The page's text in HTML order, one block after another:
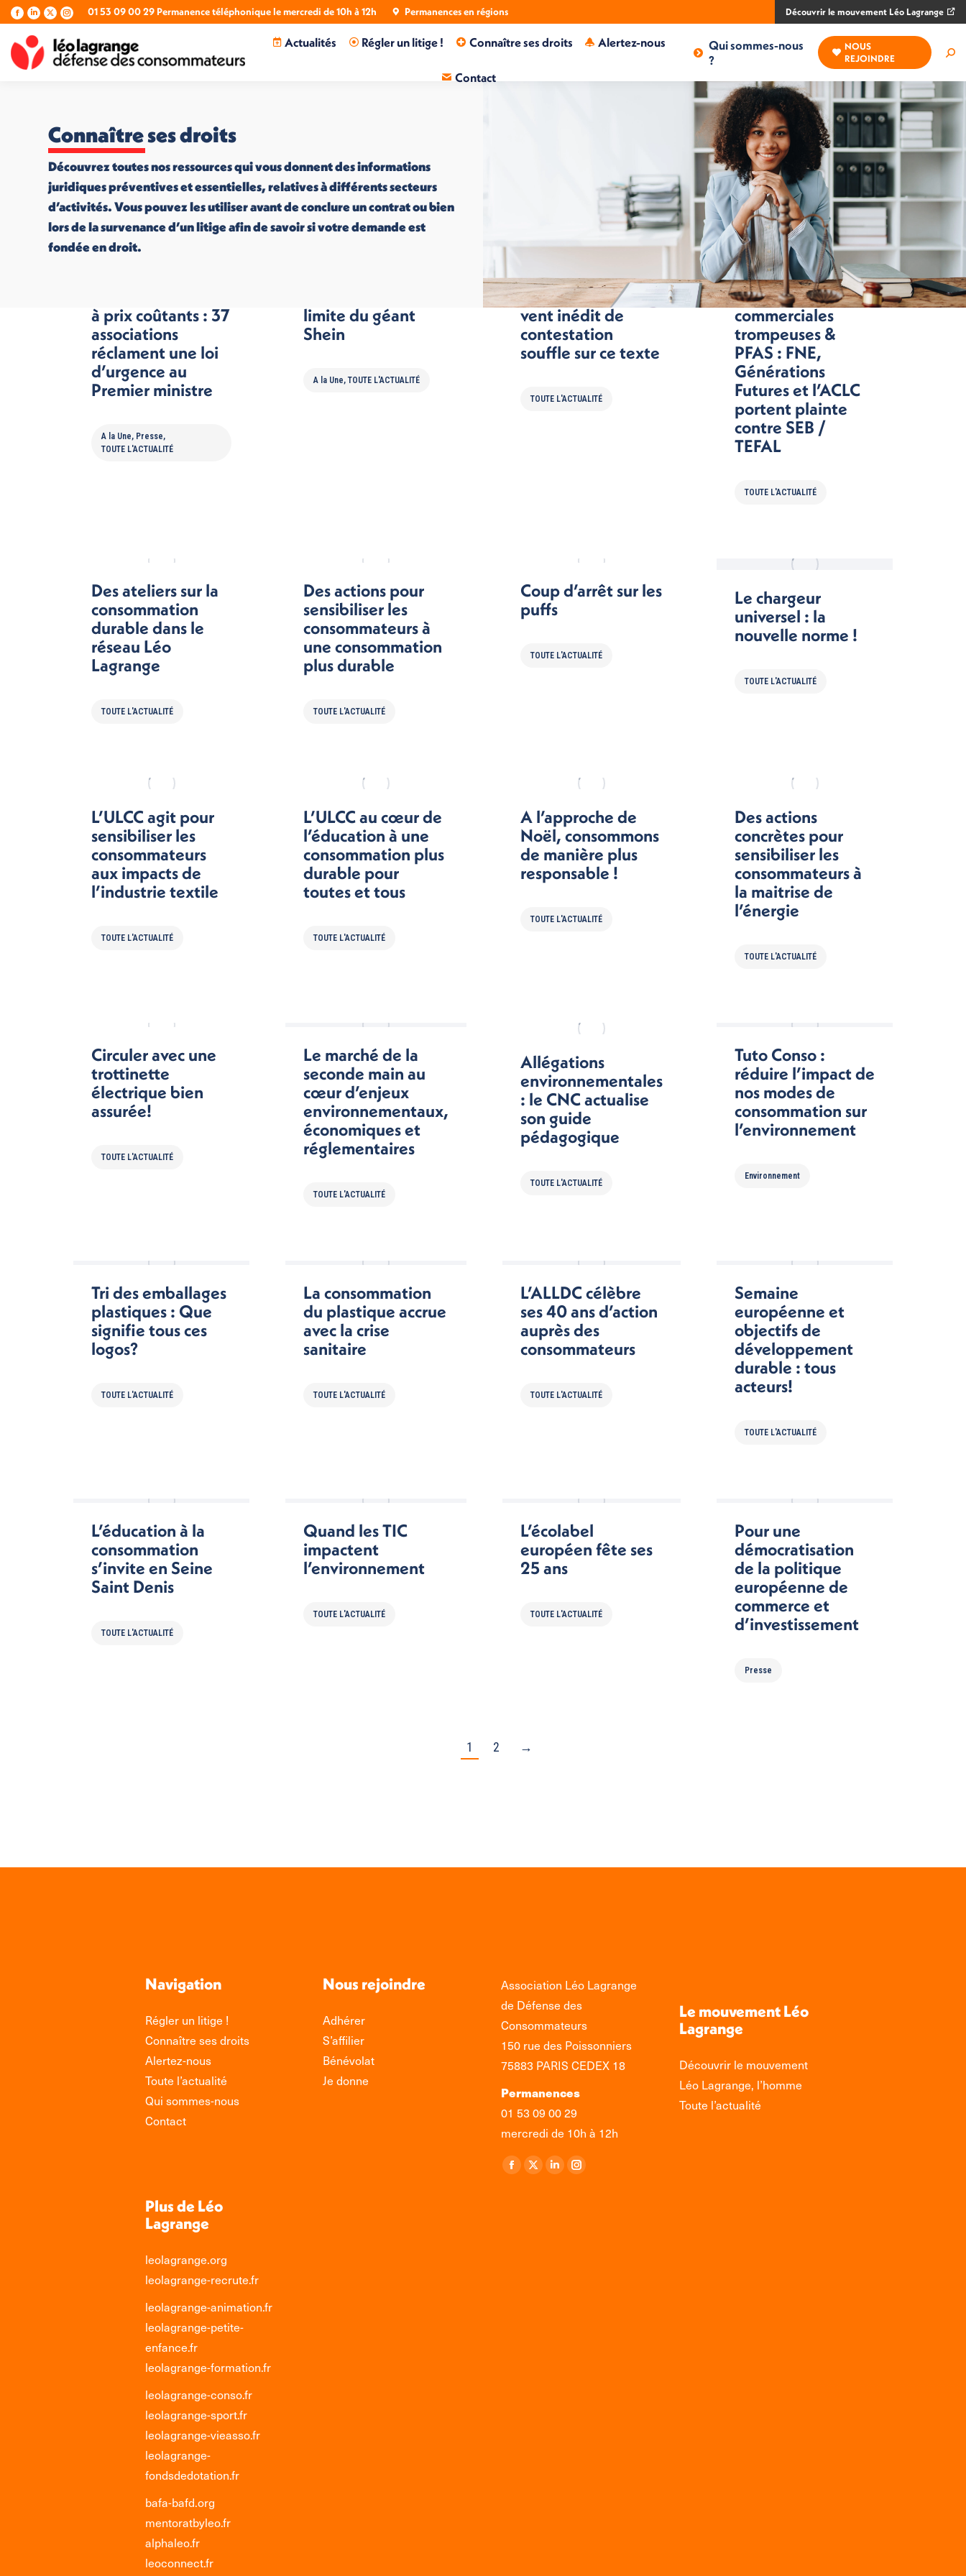
La
Facebook
s'ouvre
dans
La
LinkedIn
s'ouvre
dans
La
X
s'ouvre
dans
La
Instagram
s'ouvre
dans
01 53 09 00 29 Permanence téléphonique le mercredi de 10h à 12h Permanences en régions Découvrir le mouvement Léo Lagrange
Actualités Régler un litige ! Connaître ses droits Alertez-nous
Contact
Qui sommes-nous
?
NOUS
REJOINDRE
Connaître ses droits
Découvrez toutes nos ressources qui vous donnent des informations
juridiques préventives et essentielles, relatives à différents secteurs
d’activités. Vous pouvez les utiliser avant de conclure un contrat ou bien
lors de la survenance d’un litige afin de savoir si votre demande est
fondée en droit.
à prix coûtants : 37
associations
réclament une loi
d’urgence au
Premier ministre
A la Une, Presse,
TOUTE L'ACTUALITÉ
limite du géant
Shein
A la Une,TOUTE L'ACTUALITÉ
Loi Duplomb : un
vent inédit de
contestation
souffle sur ce texte
TOUTE L'ACTUALITÉ
Pratiques
commerciales
trompeuses &
PFAS : FNE,
Générations
Futures et l’ACLC
portent plainte
contre SEB /
TEFAL
TOUTE L'ACTUALITÉ
Des ateliers sur la
consommation
durable dans le
réseau Léo
Lagrange
TOUTE L'ACTUALITÉ
Des actions pour
sensibiliser les
consommateurs à
une consommation
plus durable
TOUTE L'ACTUALITÉ
Coup d’arrêt sur les
puffs
TOUTE L'ACTUALITÉ
Le chargeur
universel : la
nouvelle norme !
TOUTE L'ACTUALITÉ
L’ULCC agit pour
sensibiliser les
consommateurs
aux impacts de
l’industrie textile
TOUTE L'ACTUALITÉ
L’ULCC au cœur de
l’éducation à une
consommation plus
durable pour
toutes et tous
TOUTE L'ACTUALITÉ
A l’approche de
Noël, consommons
de manière plus
responsable !
TOUTE L'ACTUALITÉ
Des actions
concrètes pour
sensibiliser les
consommateurs à
la maitrise de
l’énergie
TOUTE L'ACTUALITÉ
Circuler avec une
trottinette
électrique bien
assurée!
TOUTE L'ACTUALITÉ
Le marché de la
seconde main au
cœur d’enjeux
environnementaux,
économiques et
réglementaires
TOUTE L'ACTUALITÉ
Allégations
environnementales
: le CNC actualise
son guide
pédagogique
TOUTE L'ACTUALITÉ
Tuto Conso :
réduire l’impact de
nos modes de
consommation sur
l’environnement
Environnement
Tri des emballages
plastiques : Que
signifie tous ces
logos?
TOUTE L'ACTUALITÉ
La consommation
du plastique accrue
avec la crise
sanitaire
TOUTE L'ACTUALITÉ
L’ALLDC célèbre
ses 40 ans d’action
auprès des
consommateurs
TOUTE L'ACTUALITÉ
Semaine
européenne et
objectifs de
développement
durable : tous
acteurs!
TOUTE L'ACTUALITÉ
L’éducation à la
consommation
s’invite en Seine
Saint Denis
TOUTE L'ACTUALITÉ
Quand les TIC
impactent
l’environnement
TOUTE L'ACTUALITÉ
L’écolabel
européen fête ses
25 ans
TOUTE L'ACTUALITÉ
Pour une
démocratisation
de la politique
européenne de
commerce et
d’investissement
Presse
1 2 →
Navigation
Régler un litige !
Connaître ses droits
Alertez-nous
Toute l’actualité
Qui sommes-nous
Contact
Nous rejoindre
Adhérer
S’affilier
Bénévolat
Je donne
Association Léo Lagrange
de Défense des
Consommateurs
150 rue des Poissonniers
75883 PARIS CEDEX 18
Permanences
01 53 09 00 29
mercredi de 10h à 12h
Retrouvez-nous sur :
La
La
La
La
Le mouvement Léo
Lagrange
Découvrir le mouvement
Léo Lagrange, l’homme
Toute l’actualité
Plus de Léo
Lagrange
leolagrange.org
leolagrange-recrute.fr
leolagrange-animation.fr
leolagrange-petite-
enfance.fr
leolagrange-formation.fr
leolagrange-conso.fr
leolagrange-sport.fr
leolagrange-vieasso.fr
leolagrange-
fondsdedotation.fr
bafa-bafd.org
mentoratbyleo.fr
alphaleo.fr
leoconnect.fr